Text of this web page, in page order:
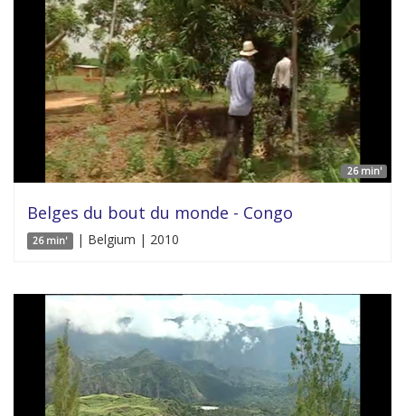
26 min'
Belges du bout du monde - Congo
26 min' | Belgium | 2010